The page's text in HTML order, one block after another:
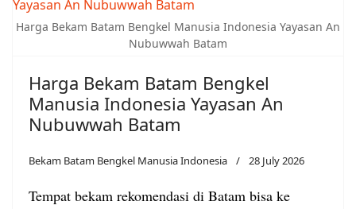
Harga Bekam Batam Bengkel Manusia Indonesia Yayasan An
Nubuwwah Batam
Harga Bekam Batam Bengkel
Manusia Indonesia Yayasan An
Nubuwwah Batam
Bekam Batam Bengkel Manusia Indonesia 28 July 2026
Tempat bekam rekomendasi di Batam bisa ke